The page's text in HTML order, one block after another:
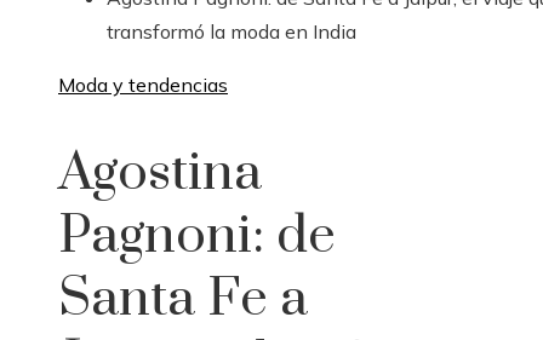
transformó la moda en India
Moda y tendencias
Agostina
Pagnoni: de
Santa Fe a